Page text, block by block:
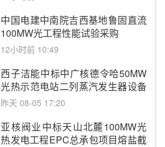
中国电建中南院吉西基地鲁固直流
100MW光工程性能试验采购
12小时前 10:49
西子洁能中标中广核德令哈50MW
光热示范电站二列蒸汽发生器设备
采购
昨天 08-05 17:20
亚核阀业中标天山北麓100MW光
热发电工程EPC总承包项目熔盐截